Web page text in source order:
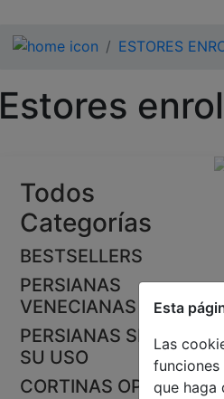
Esta
Las
que haga
ESTORES
Estores
Todos
Categorías
BESTSELLERS
PERSIANAS
VENECIANAS
PERSIANAS SEGÚN
SU USO
CORTINAS OPACAS